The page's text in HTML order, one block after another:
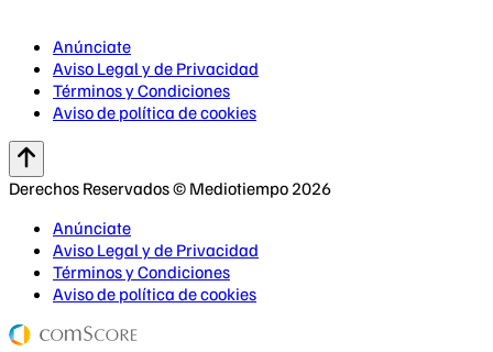
Anúnciate
Aviso Legal y de Privacidad
Términos y Condiciones
Aviso de política de cookies
Derechos Reservados © Mediotiempo 2026
Anúnciate
Aviso Legal y de Privacidad
Términos y Condiciones
Aviso de política de cookies